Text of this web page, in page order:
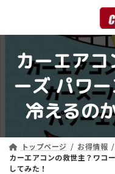
テ
ゲ
カーエア
ーズ パワ
冷えるの
トップページ
お得情報
カーエアコンの救世主？ワコ
してみた！